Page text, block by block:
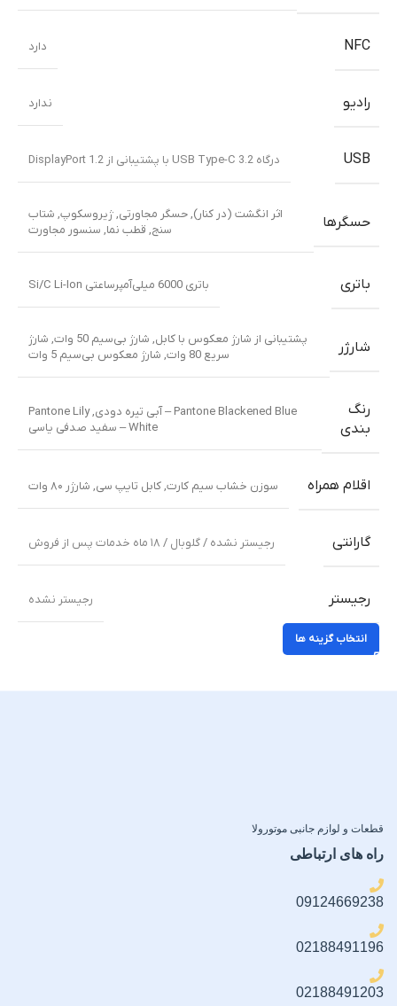
NFC دارد
رادیو ندارد
USB درگاه USB Type-C 3.2 با پشتیبانی از DisplayPort 1.2
حسگرها اثر انگشت (در کنار),حسگر مجاورتی,ژیروسکوپ, شتاب
سنج, قطب نما, سنسور مجاورت
باتری باتری 6000 میلی‌آمپرساعتی Si/C Li-Ion
شارژر پشتیبانی از شارژ معکوس با کابل, شارژ بی‌سیم 50 وات , شارژ
سریع 80 وات
, شارژ معکوس بی‌سیم 5 وات
رنگ
بندی
Pantone Blackened Blue – آبی تیره دودی ,
Pantone Lily
White – سفید صدفی یاسی
اقلام همراه سوزن خشاب سیم کارت,کابل تایپ سی, شارژر ۸۰ وات
گارانتی رجیستر نشده / گلوبال / ۱۸ ماه خدمات پس از فروش
رجیستر رجیستر نشده
انتخاب گزینه ها
قطعات و لوازم جانبی موتورولا
راه های ارتباطی
09124669238
02188491196
02188491203